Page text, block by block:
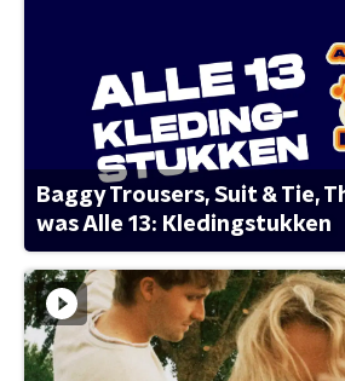
Baggy Trousers, Suit & Tie,
was Alle 13: Kledingstukken